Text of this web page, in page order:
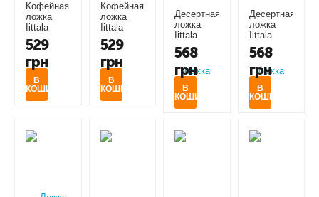
Кофейная
ложка
Iittala
Citterio 98
(1009797)
529
грн
В
КОШИК
Кофейная
ложка
Iittala
Citterio 98
gold
(1026330)
529
грн
В
КОШИК
Десертная
ложка
Iittala
Citterio 98
(1009799)
568
грн
В
КОШИК
Десертная
ложка
Iittala
Citterio 98
gold
(1026334)
568
грн
В
КОШИК